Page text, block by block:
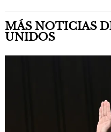
MÁS NOTICIAS
UNIDOS